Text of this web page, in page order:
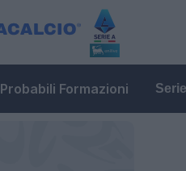
Probabili Formazioni